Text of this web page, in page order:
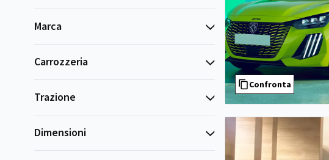
Marca
Carrozzeria
Trazione
Dimensioni
Confronta